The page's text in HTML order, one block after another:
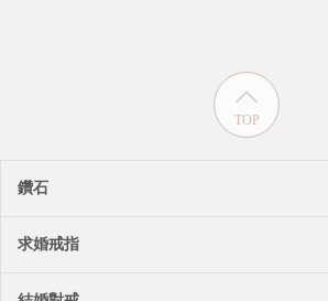
TOP
鑽石
求婚戒指